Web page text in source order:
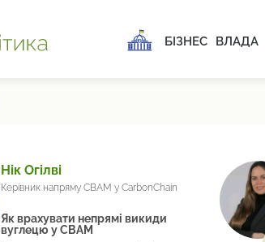
БІЗНЕС ВЛАДА
Нік Огілві
Керівник напряму CBAM у CarbonChain
Як врахувати непрямі викиди
вуглецю у СВАМ